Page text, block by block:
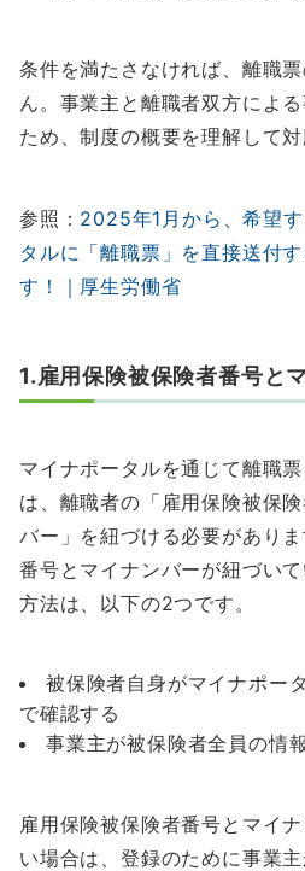
条件を満たさなければ、離職
ん。事業主と離職者双方によ
ため、制度の概要を理解して対
参照： 2025年1月から、希望
タルに「離職票」を直接送付
す！｜厚生労働省
1.雇用保険被保険者番号と
マイナポータルを通じて離職
は、離職者の「雇用保険被保
バー」を紐づける必要があり
番号とマイナンバーが紐づい
方法は、以下の2つです。
被保険者自身がマイナポー
で確認する
事業主が被保険者全員の情
雇用保険被保険者番号とマイ
い場合は、登録のために事業